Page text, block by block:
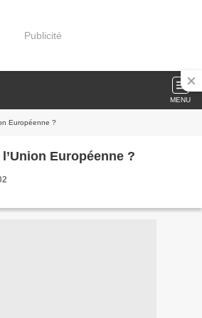
Publicité
MENU
Européenne ?
Européenne ?